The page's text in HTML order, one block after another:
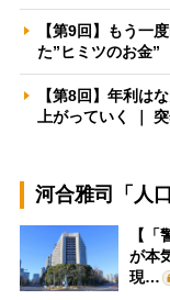
【第9回】もう一
た”ヒミツのお金”
【第8回】年利は
上がっていく ｜
河合雅司「人
【
が本
現…